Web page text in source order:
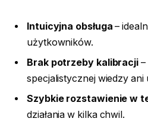
Intuicyjna obsługa –
użytkowników.
Brak potrzeby kalibracji
specjalistycznej wiedzy ani
Szybkie rozstawienie w
działania w kilka chwil.